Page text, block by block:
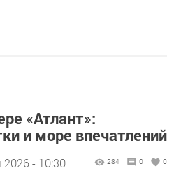
«Атлант»:
и море впечатлений
- 10:30 284 0 0